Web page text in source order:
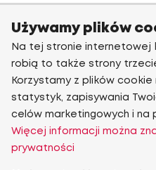
Używamy plików
Na tej stronie internetowej
robią to także strony
Korzystamy z plików
statystyk, zapisywania
celów marketingowych i na
Więcej informacji można
prywatności